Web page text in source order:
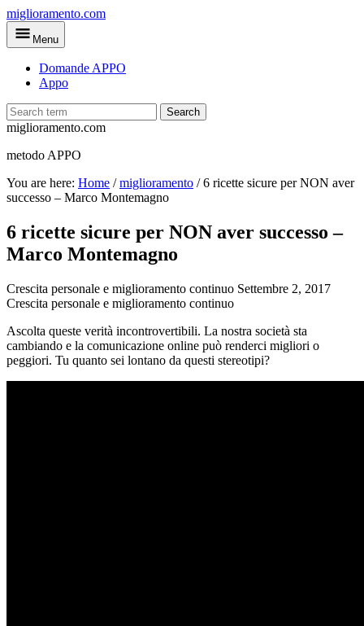
Skip
to
main
miglioramento.com
Menu
Domande APPO
Appo
Search
miglioramento.com
metodo APPO
You are here: Home /miglioramento /6 ricette sicure per NON aver
successo – Marco Montemagno
6 ricette sicure per NON aver successo –
Marco Montemagno
Crescita personale e miglioramento continuo Settembre 2, 2017
Crescita personale e miglioramento continuo
Ascolta queste verità incontrovertibili. La nostra società sta
cambiando e la comunicazione online può renderci migliori o
peggiori. Tu quanto sei lontano da questi stereotipi?